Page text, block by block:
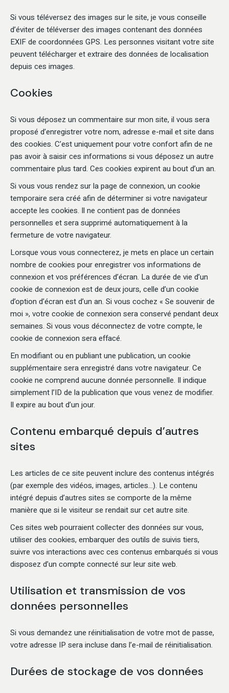
Si vous téléversez des images sur le site, je vous conseille
d’éviter de téléverser des images contenant des données
EXIF de coordonnées GPS. Les personnes visitant votre site
peuvent télécharger et extraire des données de localisation
depuis ces images.
Cookies
Si vous déposez un commentaire sur mon site, il vous sera
proposé d’enregistrer votre nom, adresse e-mail et site dans
des cookies. C’est uniquement pour votre confort afin de ne
pas avoir à saisir ces informations si vous déposez un autre
commentaire plus tard. Ces cookies expirent au bout d’un an.
Si vous vous rendez sur la page de connexion, un cookie
temporaire sera créé afin de déterminer si votre navigateur
accepte les cookies. Il ne contient pas de données
personnelles et sera supprimé automatiquement à la
fermeture de votre navigateur.
Lorsque vous vous connecterez, je mets en place un certain
nombre de cookies pour enregistrer vos informations de
connexion et vos préférences d’écran. La durée de vie d’un
cookie de connexion est de deux jours, celle d’un cookie
d’option d’écran est d’un an. Si vous cochez « Se souvenir de
moi », votre cookie de connexion sera conservé pendant deux
semaines. Si vous vous déconnectez de votre compte, le
cookie de connexion sera effacé.
En modifiant ou en publiant une publication, un cookie
supplémentaire sera enregistré dans votre navigateur. Ce
cookie ne comprend aucune donnée personnelle. Il indique
simplement l’ID de la publication que vous venez de modifier.
Il expire au bout d’un jour.
Contenu embarqué depuis d’autres
sites
Les articles de ce site peuvent inclure des contenus intégrés
(par exemple des vidéos, images, articles…). Le contenu
intégré depuis d’autres sites se comporte de la même
manière que si le visiteur se rendait sur cet autre site.
Ces sites web pourraient collecter des données sur vous,
utiliser des cookies, embarquer des outils de suivis tiers,
suivre vos interactions avec ces contenus embarqués si vous
disposez d’un compte connecté sur leur site web.
Utilisation et transmission de vos
données personnelles
Si vous demandez une réinitialisation de votre mot de passe,
votre adresse IP sera incluse dans l’e-mail de réinitialisation.
Durées de stockage de vos données